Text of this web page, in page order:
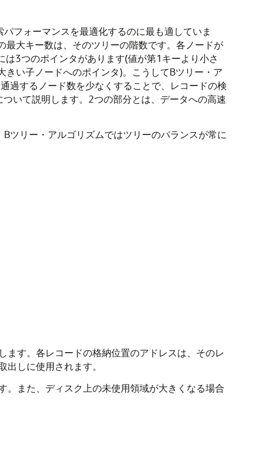
フォーマンスを最適化するのに最も適していま
大キー数は、そのツリーの階数です。各ノードが
は3つのポインタがあります(値が第1キーより小さ
い子ノードへのポインタ)。こうしてBツリー・ア
過するノード数を少なくすることで、レコードの検
いて説明します。2つの部分とは、データへの高速
ツリー・アルゴリズムではツリーのバランスが常に
す。各レコードの格納位置のアドレスは、そのレ
しに使用されます。
また、ディスク上の未使用領域が大きくなる場合